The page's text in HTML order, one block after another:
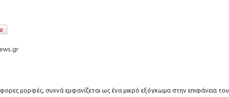
μορφές, συχνά εμφανίζεται ως ένα μικρό εξόγκωμα στην επιφάνεια του